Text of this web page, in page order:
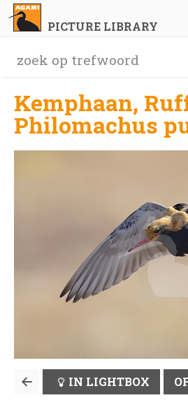
PICTURE LIBRARY
Kemphaan,
Philomachus
IN LIGHTBOX